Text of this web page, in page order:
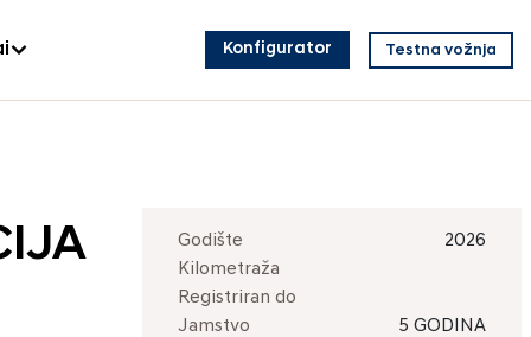
Konfigurator Testna vožnja
Godište
2026
Kilometraža
Registriran do
Jamstvo
5 GODINA